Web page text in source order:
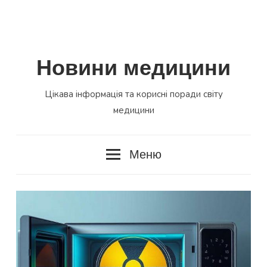
Новини медицини
Цікава інформація та корисні поради світу
медицини
Меню